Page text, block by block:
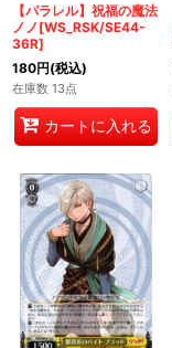
【パラレル】祝福の魔法
ノノ[WS_RSK/SE44-
36R]
180円(税込)
在庫数 13点
カートに入れる